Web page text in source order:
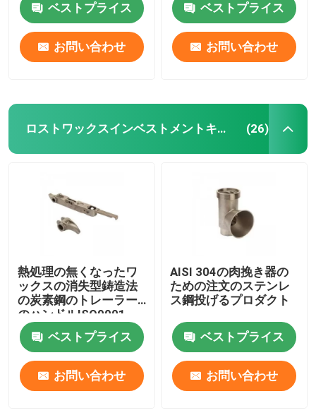
ベストプライス
お問い合わせ
ベストプライス
お問い合わせ
ロストワックスインベストメントキャスティング (26)
熱処理の無くなったワ
ックスの消失型鋳造法
の炭素鋼のトレーラー
のハンドルISO9001
ベストプライス
お問い合わせ
AISI 304の肉挽き器の
ための注文のステンレ
ス鋼投げるプロダクト
ベストプライス
お問い合わせ